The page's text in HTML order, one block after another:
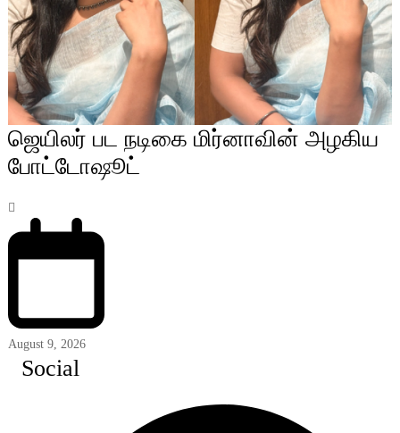
ஜெயிலர் பட நடிகை மிர்னாவின் அழகிய
போட்டோஷூட்
August 9, 2026
Social